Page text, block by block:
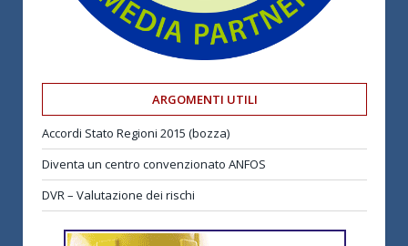
ARGOMENTI UTILI
Accordi Stato Regioni 2015 (bozza)
Diventa un centro convenzionato ANFOS
DVR – Valutazione dei rischi